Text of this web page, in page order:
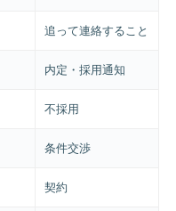
追って連絡すること
内定・採用通知
不採用
条件交渉
契約